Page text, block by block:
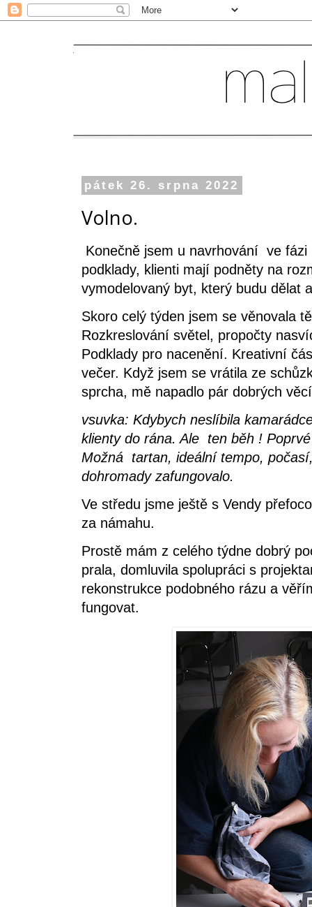
pátek 26. srpna 2022
Volno.
Konečně jsem u navrhování ve
podklady, klienti mají podněty na
vymodelovaný byt, který budu dělat
Skoro celý týden jsem se věnovala
Rozkreslování světel, propočty
Podklady pro nacenění. Kreativní
večer. Když jsem se vrátila ze
sprcha, mě napadlo pár dobrých
vsuvka: Kdybych neslíbila
klienty do rána. Ale ten běh !
Možná tartan, ideální tempo,
dohromady zafungovalo.
Ve středu jsme ještě s Vendy
za námahu.
Prostě mám z celého týdne dobrý
prala, domluvila spolupráci s
rekonstrukce podobného rázu a
fungovat.